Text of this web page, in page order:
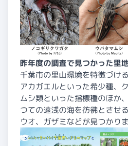
昨年度の調査で見つかった里
千葉市の里山環境を特徴づけ
アカガエルといった希少種、
ムシ類といった指標種のほか
つての遠浅の海を彷彿とさせ
ウオ、ガザミなどが見つかりま